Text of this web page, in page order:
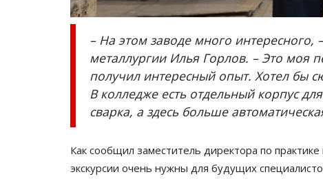
– На этом заводе много интересного,
металлургии Илья Горлов. – Это моя
получил интересный опыт. Хотел бы
В колледже есть отдельный корпус
сварка, а здесь больше
Как сообщил заместитель директора по
экскурсии очень нужны для будущих